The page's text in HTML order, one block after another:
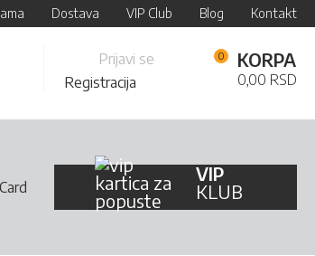
Dostava VIP Club Blog Kontakt
Content
Prijavi se
Registracija
KORPA
0,00 RSD
VIP
KLUB